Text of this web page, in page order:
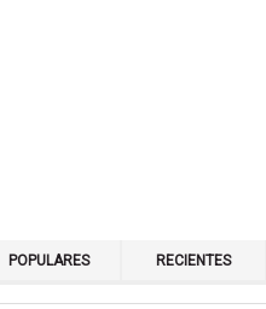
POPULARES RECIENTES